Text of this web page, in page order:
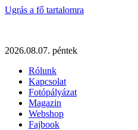
Ugrás a fő tartalomra
2026.08.07. péntek
Rólunk
Kapcsolat
Fotópályázat
Magazin
Webshop
Fajbook